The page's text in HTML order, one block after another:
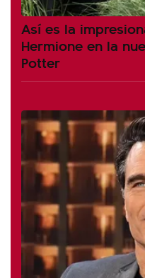
Así es la
Hermione en la
Potter